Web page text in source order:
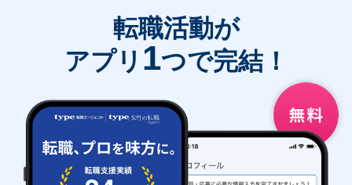
転職活動が
アプリ 1つで完結！